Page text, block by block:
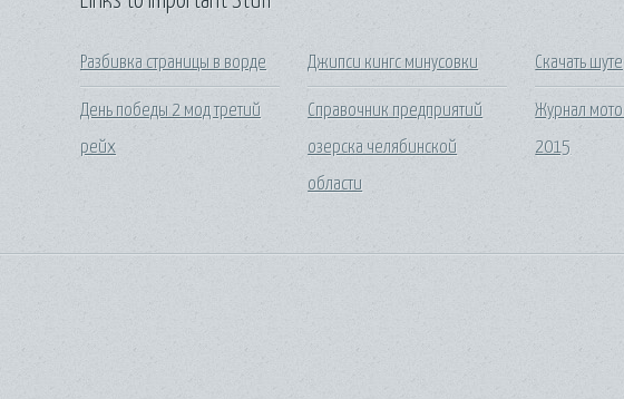
Разбивка страницы в ворде
День победы 2 мод третий
рейх
Джипси кингс минусовки
Справочник предприятий
озерска челябинской
области
Скачать
Журнал мото
2015